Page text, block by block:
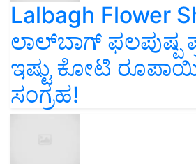
Lalbagh Flower
ಲಾಲ್‌ಬಾಗ್ ಫಲಪುಷ್ಪ
ಇಷ್ಟು ಕೋಟಿ
ಸಂಗ್ರಹ!